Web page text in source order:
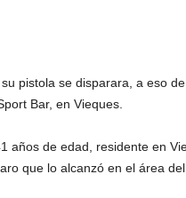
pistola se disparara, a eso
Bar, en Vieques.
años de edad, residente en
que lo alcanzó en el área del